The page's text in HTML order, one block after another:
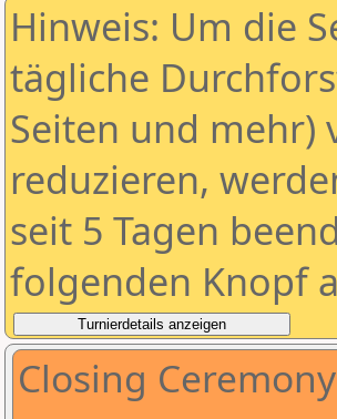
Hinweis: Um die
tägliche
Seiten und mehr)
reduzieren,
seit 5 Tagen
folgenden Knopf
Closing